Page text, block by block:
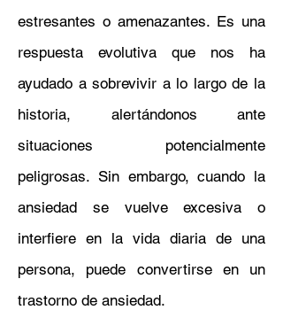
estresantes o amenazantes. Es una
respuesta evolutiva que nos ha
ayudado a sobrevivir a lo largo de la
historia, alertándonos ante
situaciones potencialmente
peligrosas. Sin embargo, cuando la
ansiedad se vuelve excesiva o
interfiere en la vida diaria de una
persona, puede convertirse en un
trastorno de ansiedad.